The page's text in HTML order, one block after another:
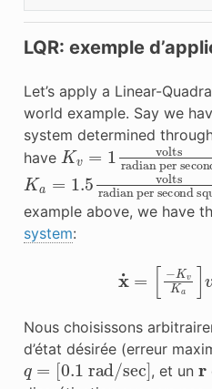
LQR: exemple
Let’s apply a Linear-
world example. Say we
system determined
have
Kv=1volts
radian per second
=1.5 volts
radian per second squared
example above, we have
system:
− vK a
Nous choisissons
d’état désirée (erreur
q=[0.1 rad/sec] , et unr